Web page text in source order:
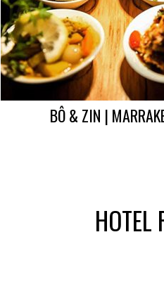
BÔ & ZIN |
HOTEL